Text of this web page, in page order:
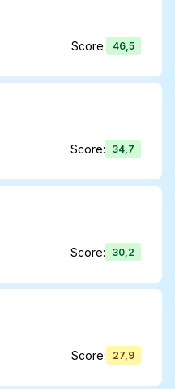
Score: 46,5
Score: 34,7
Score: 30,2
Score: 27,9